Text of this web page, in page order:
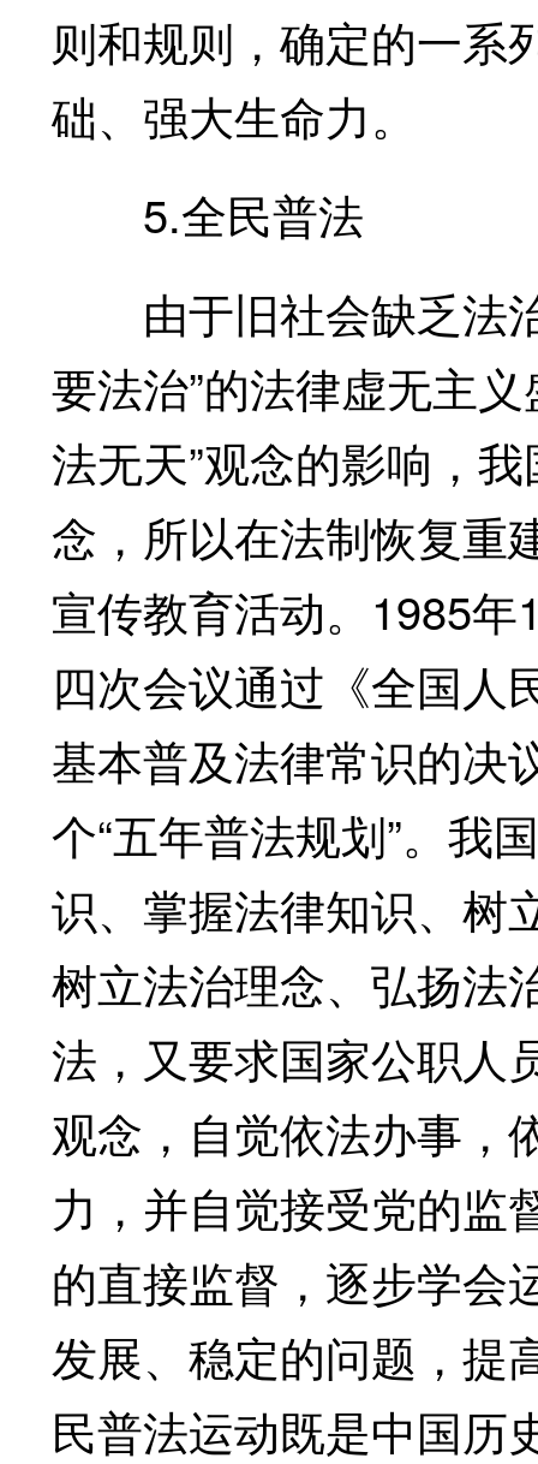
则和规则，确定的一系
础、强大生命力。
5.全民普法
由于旧社会缺乏法治
要法治”的法律虚无主
法无天”观念的影响，
念，所以在法制恢复重
宣传教育活动。1985
四次会议通过《全国人
基本普及法律常识的决
个“五年普法规划”。我
识、掌握法律知识、树
树立法治理念、弘扬法
法，又要求国家公职人
观念，自觉依法办事，
力，并自觉接受党的监
的直接监督，逐步学会
发展、稳定的问题，提
民普法运动既是中国历